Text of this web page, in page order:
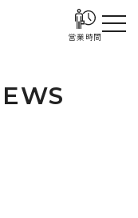
営業時間
EWS